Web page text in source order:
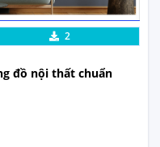
Xem Thực Tế
2
đồ nội thất chuẩn